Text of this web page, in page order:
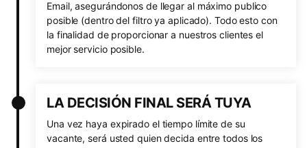
Email, asegurándonos de llegar al máximo publico
posible (dentro del filtro ya aplicado). Todo esto con
la finalidad de proporcionar a nuestros clientes el
mejor servicio posible.
LA DECISIÓN FINAL SERÁ TUYA
Una vez haya expirado el tiempo límite de su
vacante, será usted quien decida entre todos los